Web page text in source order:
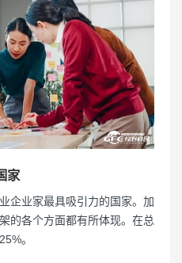
家
企业家最具吸引力的国家。加
的各个方面都有所体现。在总
。